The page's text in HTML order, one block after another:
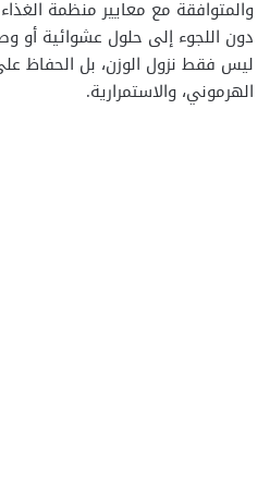
دون اللجوء إلى حلول عشوائية أو
ليس فقط نزول الوزن، بل الحفاظ
الهرموني، والاستمرارية.